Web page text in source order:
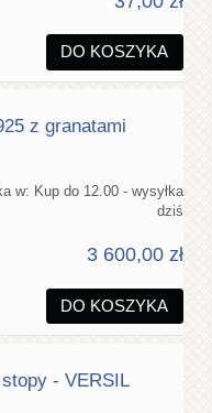
DO KOSZYKA
z granatami
w: Kup do 12.00 - wysyłka
dziś
3 600,00 zł
DO KOSZYKA
- VERSIL